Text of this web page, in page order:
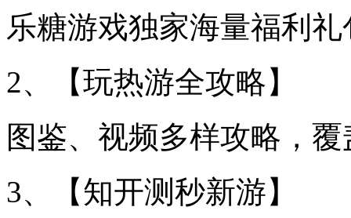
乐糖游戏独家海量福利
2、【玩热游全攻略】
图鉴、视频多样攻略，
3、【知开测秒新游】